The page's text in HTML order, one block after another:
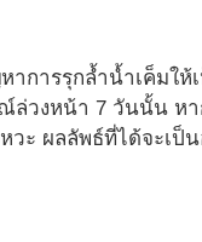
การรุกล้ำน้ำเค็มให้
ณ์ล่วงหน้า 7 วันนั้น ห
ะ ผลลัพธ์ที่ได้จะเป็น